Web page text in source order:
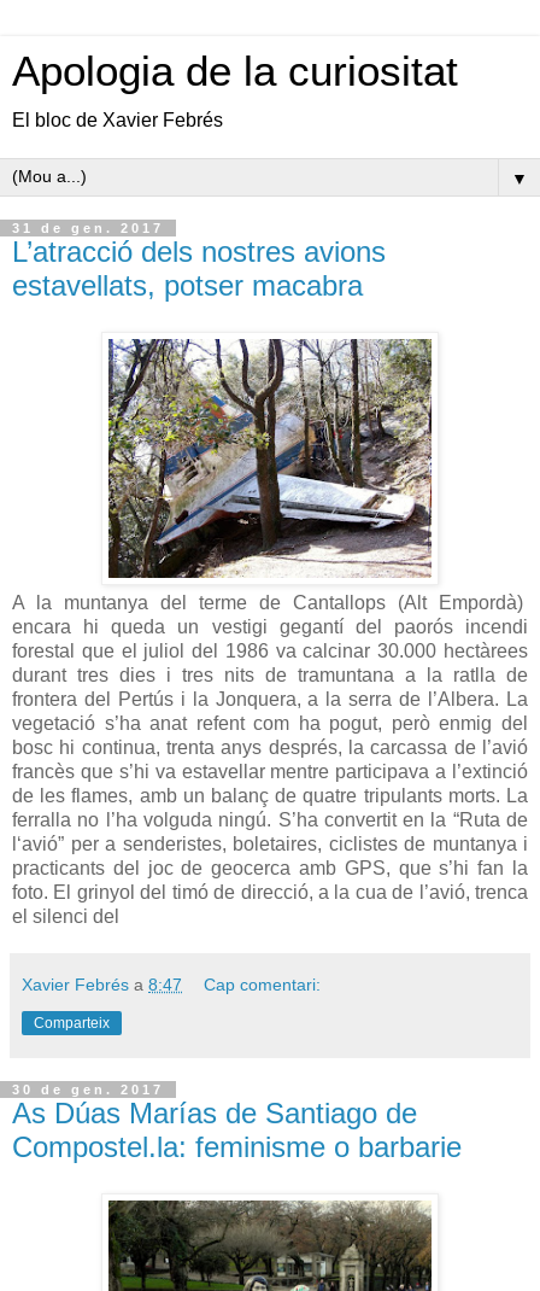
Apologia de la curiositat
El bloc de Xavier Febrés
▼
31 de gen. 2017
L’atracció dels nostres avions
estavellats, potser macabra
A la muntanya del terme de Cantallops (Alt Empordà)
encara hi queda un vestigi gegantí del paorós incendi
forestal que el juliol del 1986 va calcinar 30.000 hectàrees
durant tres dies i tres nits de tramuntana a la ratlla de
frontera del Pertús i la Jonquera, a la serra de l’Albera. La
vegetació s’ha anat refent com ha pogut, però enmig del
bosc hi continua, trenta anys després, la carcassa de l’avió
francès que s’hi va estavellar mentre participava a l’extinció
de les flames, amb un balanç de quatre tripulants morts. La
ferralla no l’ha volguda ningú. S’ha convertit en la “Ruta de
l‘avió” per a senderistes, boletaires, ciclistes de muntanya i
practicants del joc de geocerca amb GPS, que s’hi fan la
foto. El grinyol del timó de direcció, a la cua de l’avió, trenca
el silenci del
Xavier Febrés a 8:47 Cap comentari:
Comparteix
30 de gen. 2017
As Dúas Marías de Santiago de
Compostel.la: feminisme o barbarie